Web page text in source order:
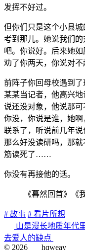
发挥不好过。
但你们只是这个小县
考到那儿。她说我们
吧。你说好。后来她
劝了你两天，你说对不
前阵子你回母校遇到
某某当记者，他高兴
说还没对象，他说那
你没，你说是谁，她
联系了，听说前几年
那么好没读研吗，那
筋读死了……
你没有再接他的话。
《暮然回首》《
# 故事 # 看片所想
山是漫长地质年代
去爱人的缺点
© 2026 hqweay